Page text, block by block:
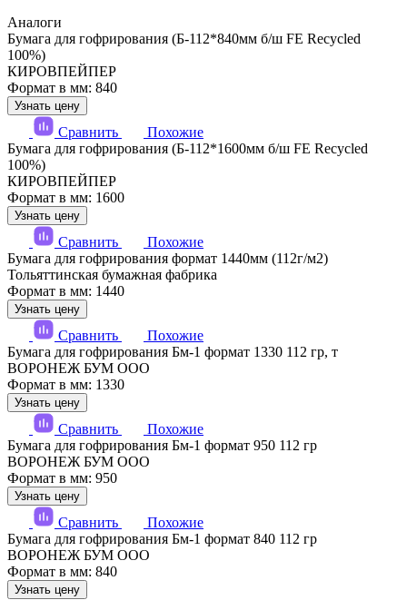
Аналоги
Бумага для гофрирования (Б-112*840мм б/ш FE Recycled
100%)
КИРОВПЕЙПЕР
Формат в мм: 840
Узнать цену
Сравнить
Похожие
Бумага для гофрирования (Б-112*1600мм б/ш FE Recycled
100%)
КИРОВПЕЙПЕР
Формат в мм: 1600
Узнать цену
Сравнить
Похожие
Бумага для гофрирования формат 1440мм (112г/м2)
Тольяттинская бумажная фабрика
Формат в мм: 1440
Узнать цену
Сравнить
Похожие
Бумага для гофрирования Бм-1 формат 1330 112 гр, т
ВОРОНЕЖ БУМ ООО
Формат в мм: 1330
Узнать цену
Сравнить
Похожие
Бумага для гофрирования Бм-1 формат 950 112 гр
ВОРОНЕЖ БУМ ООО
Формат в мм: 950
Узнать цену
Сравнить
Похожие
Бумага для гофрирования Бм-1 формат 840 112 гр
ВОРОНЕЖ БУМ ООО
Формат в мм: 840
Узнать цену